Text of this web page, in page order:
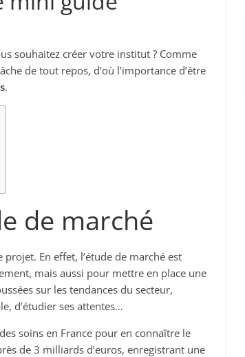
souhaitez créer votre institut ? Comme
de tout repos, d’où l’importance d’être
.
de marché
En effet, l’étude de marché est
mais aussi pour mettre en place une
sur les tendances du secteur,
d’étudier ses attentes…
soins en France pour en connaître le
de 3 milliards d’euros, enregistrant une